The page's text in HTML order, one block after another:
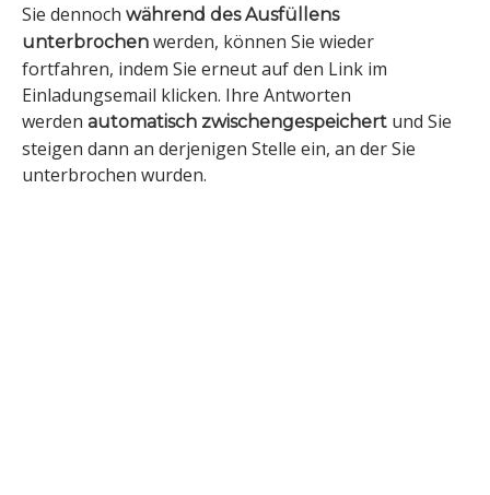
Sie dennoch während des Ausfüllens
unterbrochen werden, können Sie wieder
fortfahren, indem Sie erneut auf den Link im
Einladungsemail klicken. Ihre Antworten
werden automatisch zwischengespeichert und Sie
steigen dann an derjenigen Stelle ein, an der Sie
unterbrochen wurden.